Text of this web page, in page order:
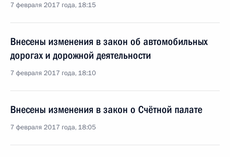
7 февраля 2017 года, 18:15
Внесены изменения в закон об автомобильных
дорогах и дорожной деятельности
7 февраля 2017 года, 18:10
Внесены изменения в закон о Счётной палате
7 февраля 2017 года, 18:05